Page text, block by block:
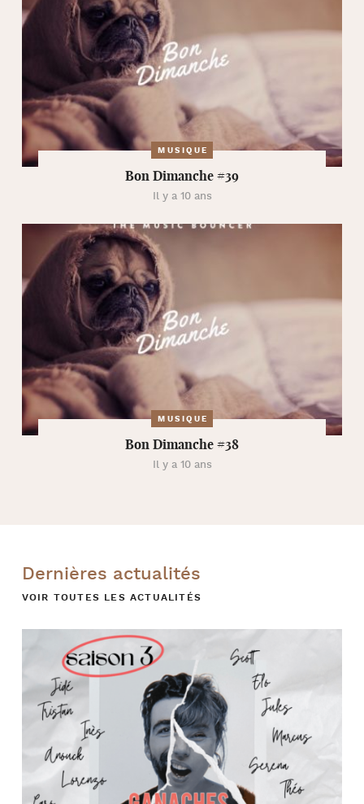
MUSIQUE
Bon Dimanche #39
Il y a 10 ans
MUSIQUE
Bon Dimanche #38
Il y a 10 ans
Dernières actualités
VOIR TOUTES LES ACTUALITÉS